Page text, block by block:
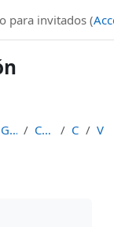
para invitados (
GI (TUGMFI) CLASE INICIAL CLASE 0